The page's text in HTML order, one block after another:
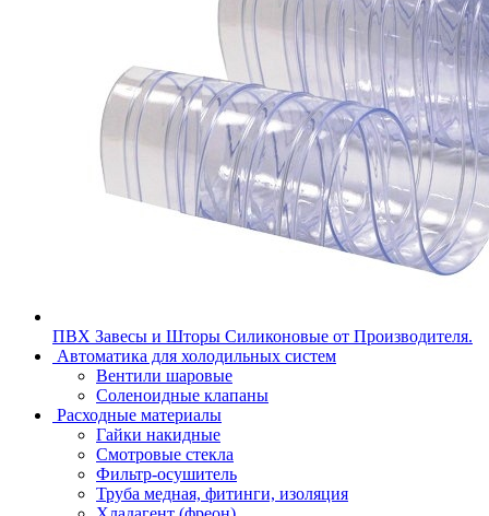
ПВХ Завесы и Шторы Силиконовые от Производителя.
Автоматика для холодильных систем
Вентили шаровые
Соленоидные клапаны
Расходные материалы
Гайки накидные
Смотровые стекла
Фильтр-осушитель
Труба медная, фитинги, изоляция